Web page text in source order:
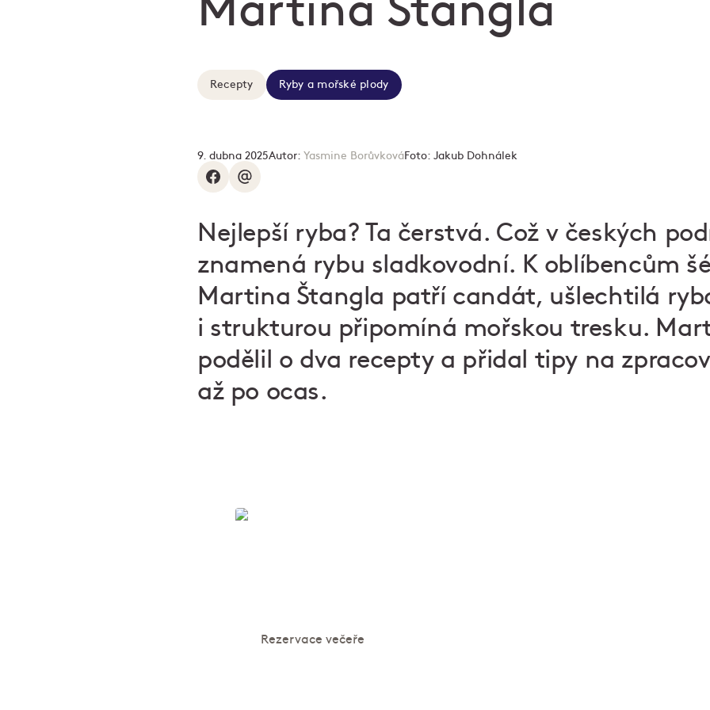
Martina Štangla
Recepty Ryby a mořské plody
9. dubna 2025Autor: Yasmine BorůvkováFoto: Jakub Dohnálek
Nejlepší ryba? Ta čerstvá. Což v českých
znamená rybu sladkovodní. K oblíbencům
Martina Štangla patří candát, ušlechtilá
i strukturou připomíná mořskou tresku.
podělil o dva recepty a přidal tipy na
až po ocas.
Rezervace večeře